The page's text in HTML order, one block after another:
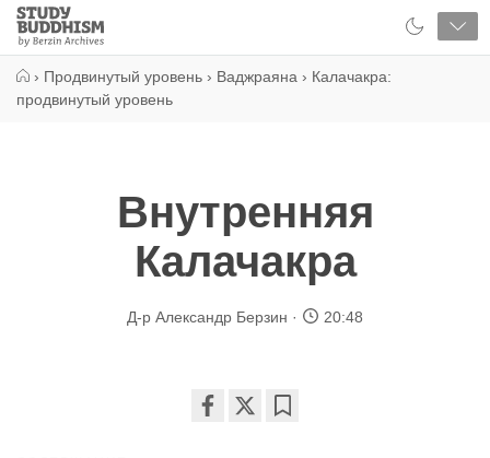
Close
Study
Buddhism
› Продвинутый уровень › Ваджраяна › Калачакра:
продвинутый уровень
Внутренняя
Калачакра
Д-р Александр Берзин 20:48